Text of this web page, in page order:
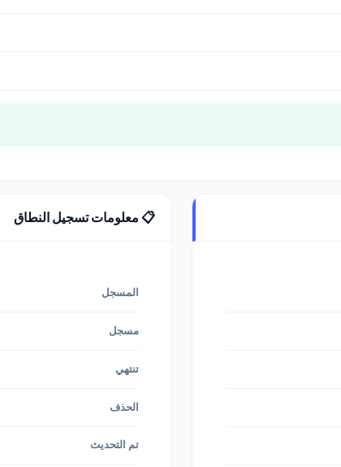
📋 معلومات تسجيل النطاق
المسجل
مسجل
تنتهي
الحذف
تم التحديث